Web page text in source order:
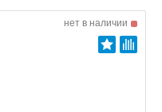
нет в наличии